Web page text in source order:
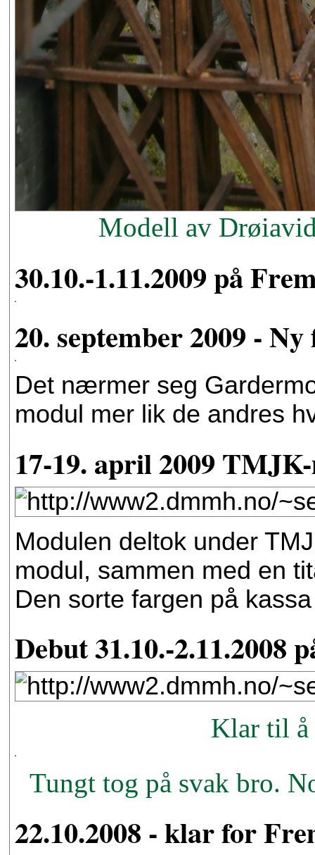
Modell av
30.10.-1.11.2009 på
20. september 2009 - Ny
Det nærmer seg
modul mer lik de andres
17-19. april 2009 TMJK-
Modulen deltok under
modul, sammen med en
Den sorte fargen på
Debut 31.10.-2.11.2008
Klar til å
Tungt tog på svak bro.
22.10.2008 - klar for